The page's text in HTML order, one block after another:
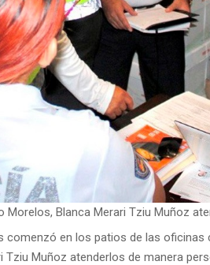
Morelos, Blanca Merari Tziu Muñoz
comenzó en los patios de las
Tziu Muñoz atenderlos de manera